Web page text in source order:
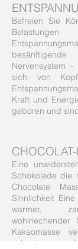
Befreien Sie
Nervensystem -
sich von
Kraft und
geboren und
Eine
Schokolade die
Chocolate
Sinnlichkeit
warmer,
wohlriechender
Kakaomasse
schenkt ein